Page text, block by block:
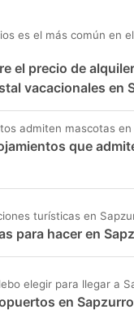
es el más común en
el precio de
vacacionales en
admiten mascotas en
que
turísticas en
para hacer en
elegir para llegar a
en Sapzurro